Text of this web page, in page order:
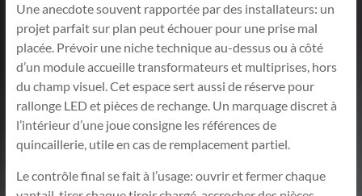
Une anecdote souvent rapportée par des installateurs: un
projet parfait sur plan peut échouer pour une prise mal
placée. Prévoir une niche technique au-dessus ou à côté
d’un module accueille transformateurs et multiprises, hors
du champ visuel. Cet espace sert aussi de réserve pour
rallonge LED et pièces de rechange. Un marquage discret à
l’intérieur d’une joue consigne les références de
quincaillerie, utile en cas de remplacement partiel.
Le contrôle final se fait à l’usage: ouvrir et fermer chaque